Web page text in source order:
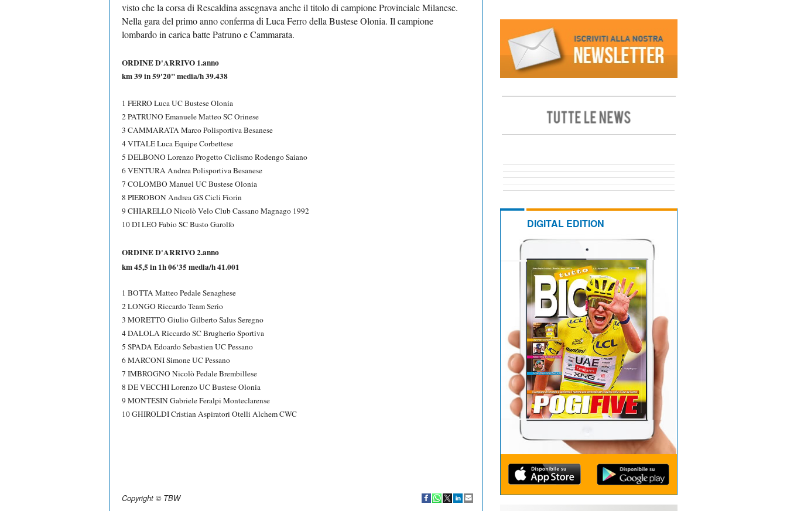
visto che la corsa di Rescaldina assegnava anche il titolo di campione Provinciale Milanese.
Nella gara del primo anno conferma di Luca Ferro della Bustese Olonia. Il campione
lombardo in carica batte Patruno e Cammarata.
ORDINE D'ARRIVO 1.anno
km 39 in 59'20" media/h 39.438
1 FERRO Luca UC Bustese Olonia
2 PATRUNO Emanuele Matteo SC Orinese
3 CAMMARATA Marco Polisportiva Besanese
4 VITALE Luca Equipe Corbettese
5 DELBONO Lorenzo Progetto Ciclismo Rodengo Saiano
6 VENTURA Andrea Polisportiva Besanese
7 COLOMBO Manuel UC Bustese Olonia
8 PIEROBON Andrea GS Cicli Fiorin
9 CHIARELLO Nicolò Velo Club Cassano Magnago 1992
10 DI LEO Fabio SC Busto Garolfo
ORDINE D'ARRIVO 2.anno
km 45,5 in 1h 06'35 media/h 41.001
1 BOTTA Matteo Pedale Senaghese
2 LONGO Riccardo Team Serio
3 MORETTO Giulio Gilberto Salus Seregno
4 DALOLA Riccardo SC Brugherio Sportiva
5 SPADA Edoardo Sebastien UC Pessano
6 MARCONI Simone UC Pessano
7 IMBROGNO Nicolò Pedale Brembillese
8 DE VECCHI Lorenzo UC Bustese Olonia
9 MONTESIN Gabriele Feralpi Monteclarense
10 GHIROLDI Cristian Aspiratori Otelli Alchem CWC
Copyright © TBW
DIGITAL EDITION